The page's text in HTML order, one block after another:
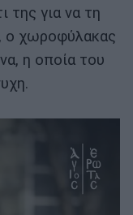
της για να τη
ο χωροφύλακας
η οποία του